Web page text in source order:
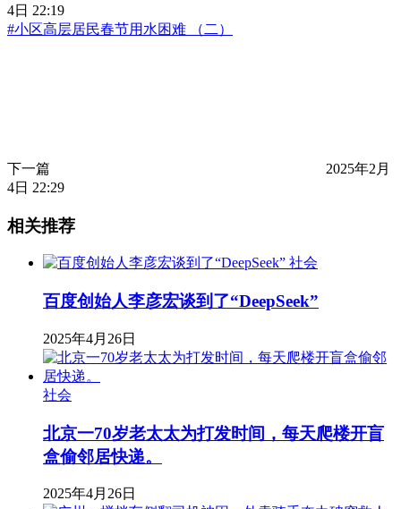
4日 22:19
#小区高层居民春节用水困难 （二）
下一篇
2025年2月
4日 22:29
相关推荐
社会
百度创始人李彦宏谈到了“DeepSeek”
2025年4月26日
社会
北京一70岁老太太为打发时间，每天爬楼开盲
盒偷邻居快递。
2025年4月26日